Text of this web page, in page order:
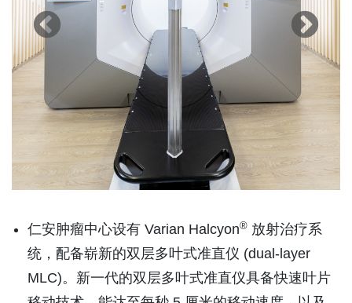
仁安肿瘤中心设有 Varian Halcyon® 放射治疗系
统，配备崭新的双层多叶式准直仪 (dual-layer
MLC)。新一代的双层多叶式准直仪具备快速叶片